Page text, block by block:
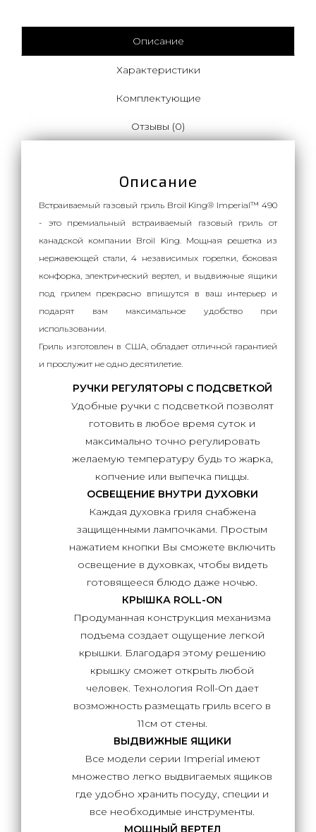
Описание
Характеристики
Комплектующие
Отзывы (0)
Описание
Встраиваемый газовый гриль Broil King® Imperial™ 490
- это премиальный встраиваемый газовый гриль от
канадской компании Broil King. Мощная решетка из
нержавеющей стали, 4 независимых горелки, боковая
конфорка, электрический вертел, и выдвижные ящики
под грилем прекрасно впишутся в ваш интерьер и
подарят вам максимальное удобство при
использовании.
Гриль изготовлен в США, обладает отличной гарантией
и прослужит не одно десятилетие.
РУЧКИ РЕГУЛЯТОРЫ С ПОДСВЕТКОЙ
Удобные ручки с подсветкой позволят
готовить в любое время суток и
максимально точно регулировать
желаемую температуру будь то жарка,
копчение или выпечка пиццы.
ОСВЕЩЕНИЕ ВНУТРИ ДУХОВКИ
Каждая духовка гриля снабжена
защищенными лампочками. Простым
нажатием кнопки Вы сможете включить
освещение в духовках, чтобы видеть
готовящееся блюдо даже ночью.
КРЫШКА ROLL-ON
Продуманная конструкция механизма
подъема создает ощущение легкой
крышки. Благодаря этому решению
крышку сможет открыть любой
человек. Технология Roll-On дает
возможность размещать гриль всего в
11см от стены.
ВЫДВИЖНЫЕ ЯЩИКИ
Все модели серии Imperial имеют
множество легко выдвигаемых ящиков
где удобно хранить посуду, специи и
все необходимые инструменты.
МОЩНЫЙ ВЕРТЕЛ